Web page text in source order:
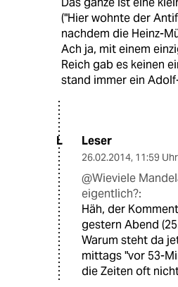
("Hier wohnte der
nachdem die Heinz-
Ach ja, mit einem
Reich gab es keinen
stand immer ein
L Leser
26.02.2014, 11:59 Uhr
@Wieviele
eigentlich?:
Häh, der
gestern Abend
Warum steht da
mittags "vor 53-
die Zeiten oft